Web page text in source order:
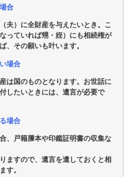
合
夫）に全財産を与えたいとき。こ
っていれば甥・姪）にも相続権が
、その願いも叶います。
場合
は国のものとなります。お世話に
したいときには、遺言が必要で
場合
、戸籍謄本や印鑑証明書の収集な
ますので、遺言を遺しておくと相
す。